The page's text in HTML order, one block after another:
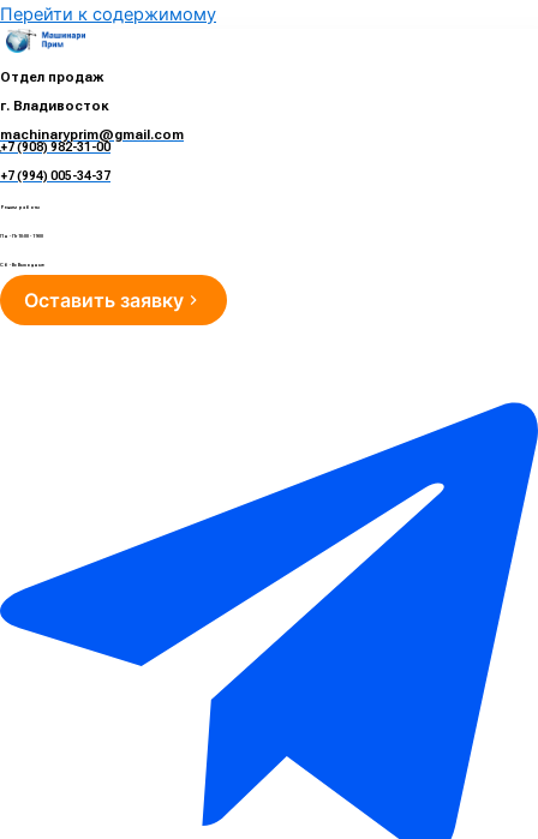
Перейти к содержимому
Отдел продаж
г. Владивосток
machinaryprim@gmail.com
+7 (908) 982-31-00
+7 (994) 005-34-37
Режим работы
Пн - Пт 10:00 - 19:00
Сб - Вс Выходные
Оставить заявку